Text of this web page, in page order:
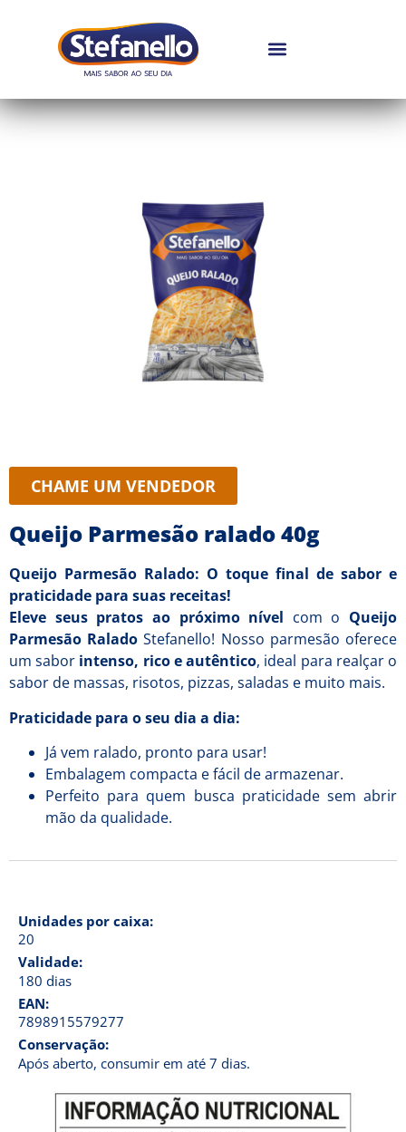
CHAME UM VENDEDOR
Queijo Parmesão ralado 40g
Queijo Parmesão Ralado: O toque final de sabor e
praticidade para suas receitas!
Eleve seus pratos ao próximo nível com o Queijo
Parmesão Ralado Stefanello! Nosso parmesão oferece
um sabor intenso, rico e autêntico, ideal para realçar o
sabor de massas, risotos, pizzas, saladas e muito mais.
Praticidade para o seu dia a dia:
Já vem ralado, pronto para usar!
Embalagem compacta e fácil de armazenar.
Perfeito para quem busca praticidade sem abrir
mão da qualidade.
Unidades por caixa:
20
Validade:
180 dias
EAN:
7898915579277
Conservação:
Após aberto, consumir em até 7 dias.